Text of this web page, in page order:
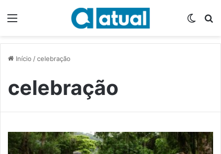
Início /celebração
celebração